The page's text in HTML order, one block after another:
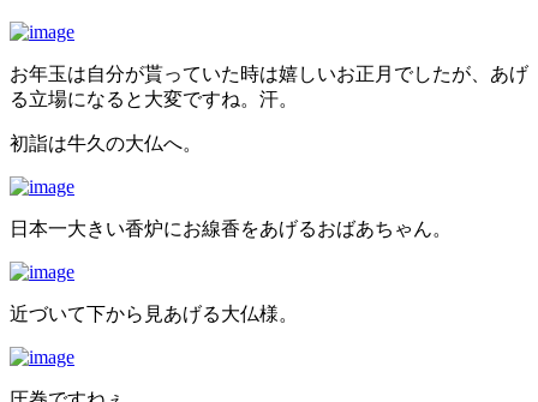
お年玉は自分が貰っていた時は嬉しいお正月でしたが、あげ
る立場になると大変ですね。汗。
初詣は牛久の大仏へ。
日本一大きい香炉にお線香をあげるおばあちゃん。
近づいて下から見あげる大仏様。